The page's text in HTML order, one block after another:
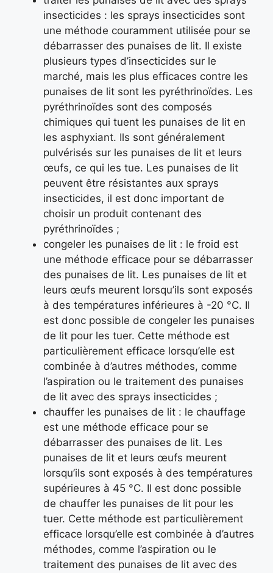
insecticides : les sprays insecticides sont
une méthode couramment utilisée pour se
débarrasser des punaises de lit. Il existe
plusieurs types d’insecticides sur le
marché, mais les plus efficaces contre les
punaises de lit sont les pyréthrinoïdes. Les
pyréthrinoïdes sont des composés
chimiques qui tuent les punaises de lit en
les asphyxiant. Ils sont généralement
pulvérisés sur les punaises de lit et leurs
œufs, ce qui les tue. Les punaises de lit
peuvent être résistantes aux sprays
insecticides, il est donc important de
choisir un produit contenant des
pyréthrinoïdes ;
congeler les punaises de lit : le froid est
une méthode efficace pour se débarrasser
des punaises de lit. Les punaises de lit et
leurs œufs meurent lorsqu’ils sont exposés
à des températures inférieures à -20 °C. Il
est donc possible de congeler les punaises
de lit pour les tuer. Cette méthode est
particulièrement efficace lorsqu’elle est
combinée à d’autres méthodes, comme
l’aspiration ou le traitement des punaises
de lit avec des sprays insecticides ;
chauffer les punaises de lit : le chauffage
est une méthode efficace pour se
débarrasser des punaises de lit. Les
punaises de lit et leurs œufs meurent
lorsqu’ils sont exposés à des températures
supérieures à 45 °C. Il est donc possible
de chauffer les punaises de lit pour les
tuer. Cette méthode est particulièrement
efficace lorsqu’elle est combinée à d’autres
méthodes, comme l’aspiration ou le
traitement des punaises de lit avec des